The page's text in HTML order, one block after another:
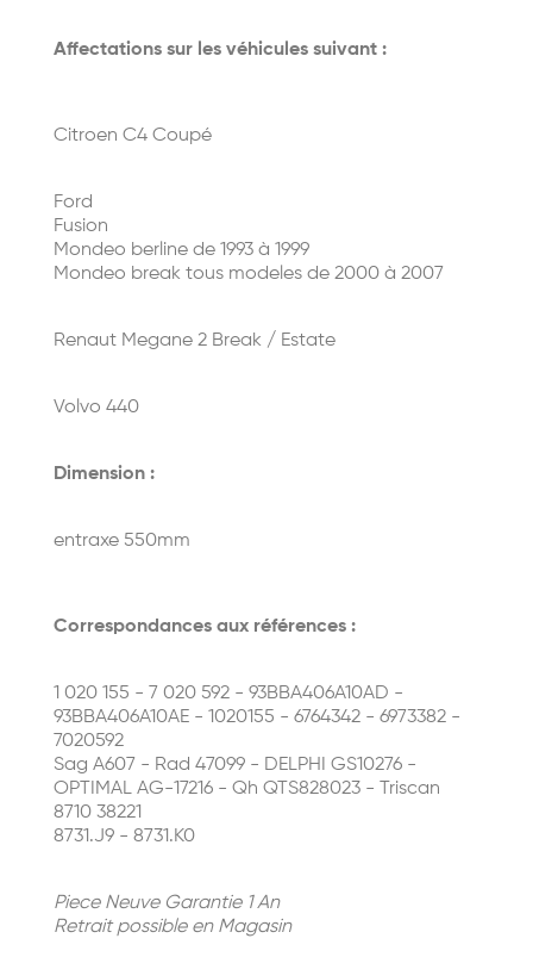
Affectations sur les véhicules suivant :
Citroen C4 Coupé
Ford
Fusion
Mondeo berline de 1993 à 1999
Mondeo break tous modeles de 2000 à 2007
Renaut Megane 2 Break / Estate
Volvo 440
Dimension :
entraxe 550mm
Correspondances aux références :
1 020 155 - 7 020 592 - 93BBA406A10AD -
93BBA406A10AE - 1020155 - 6764342 - 6973382 -
7020592
Sag A607 - Rad 47099 - DELPHI GS10276 -
OPTIMAL AG-17216 - Qh QTS828023 - Triscan
8710 38221
8731.J9 - 8731.K0
Piece Neuve Garantie 1 An
Retrait possible en Magasin